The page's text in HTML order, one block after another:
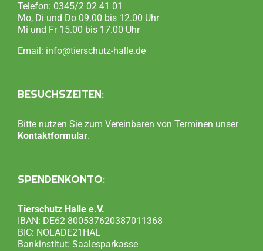
Telefon: 0345/2 02 41 01
Mo, Di und Do 09.00 bis 12.00 Uhr
Mi und Fr 15.00 bis 17.00 Uhr
Email: info@tierschutz-halle.de
BESUCHSZEITEN:
Bitte nutzen Sie zum Vereinbaren von Terminen unser
Kontaktformular.
SPENDENKONTO:
Tierschutz Halle e.V.
IBAN: DE62 800537620387011368
BIC: NOLADE21HAL
Bankinstitut: Saalesparkasse